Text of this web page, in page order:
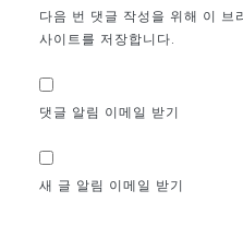
다음 번 댓글 작성을 위해 이 브
사이트를 저장합니다.
댓글 알림 이메일 받기
새 글 알림 이메일 받기